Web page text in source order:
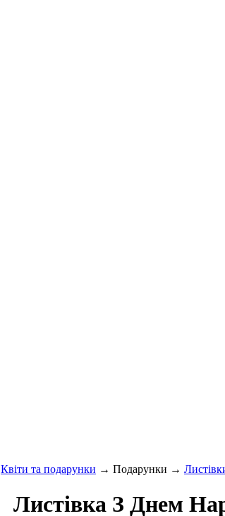
Квіти та подарунки → Подарунки →
Листівка З Днем